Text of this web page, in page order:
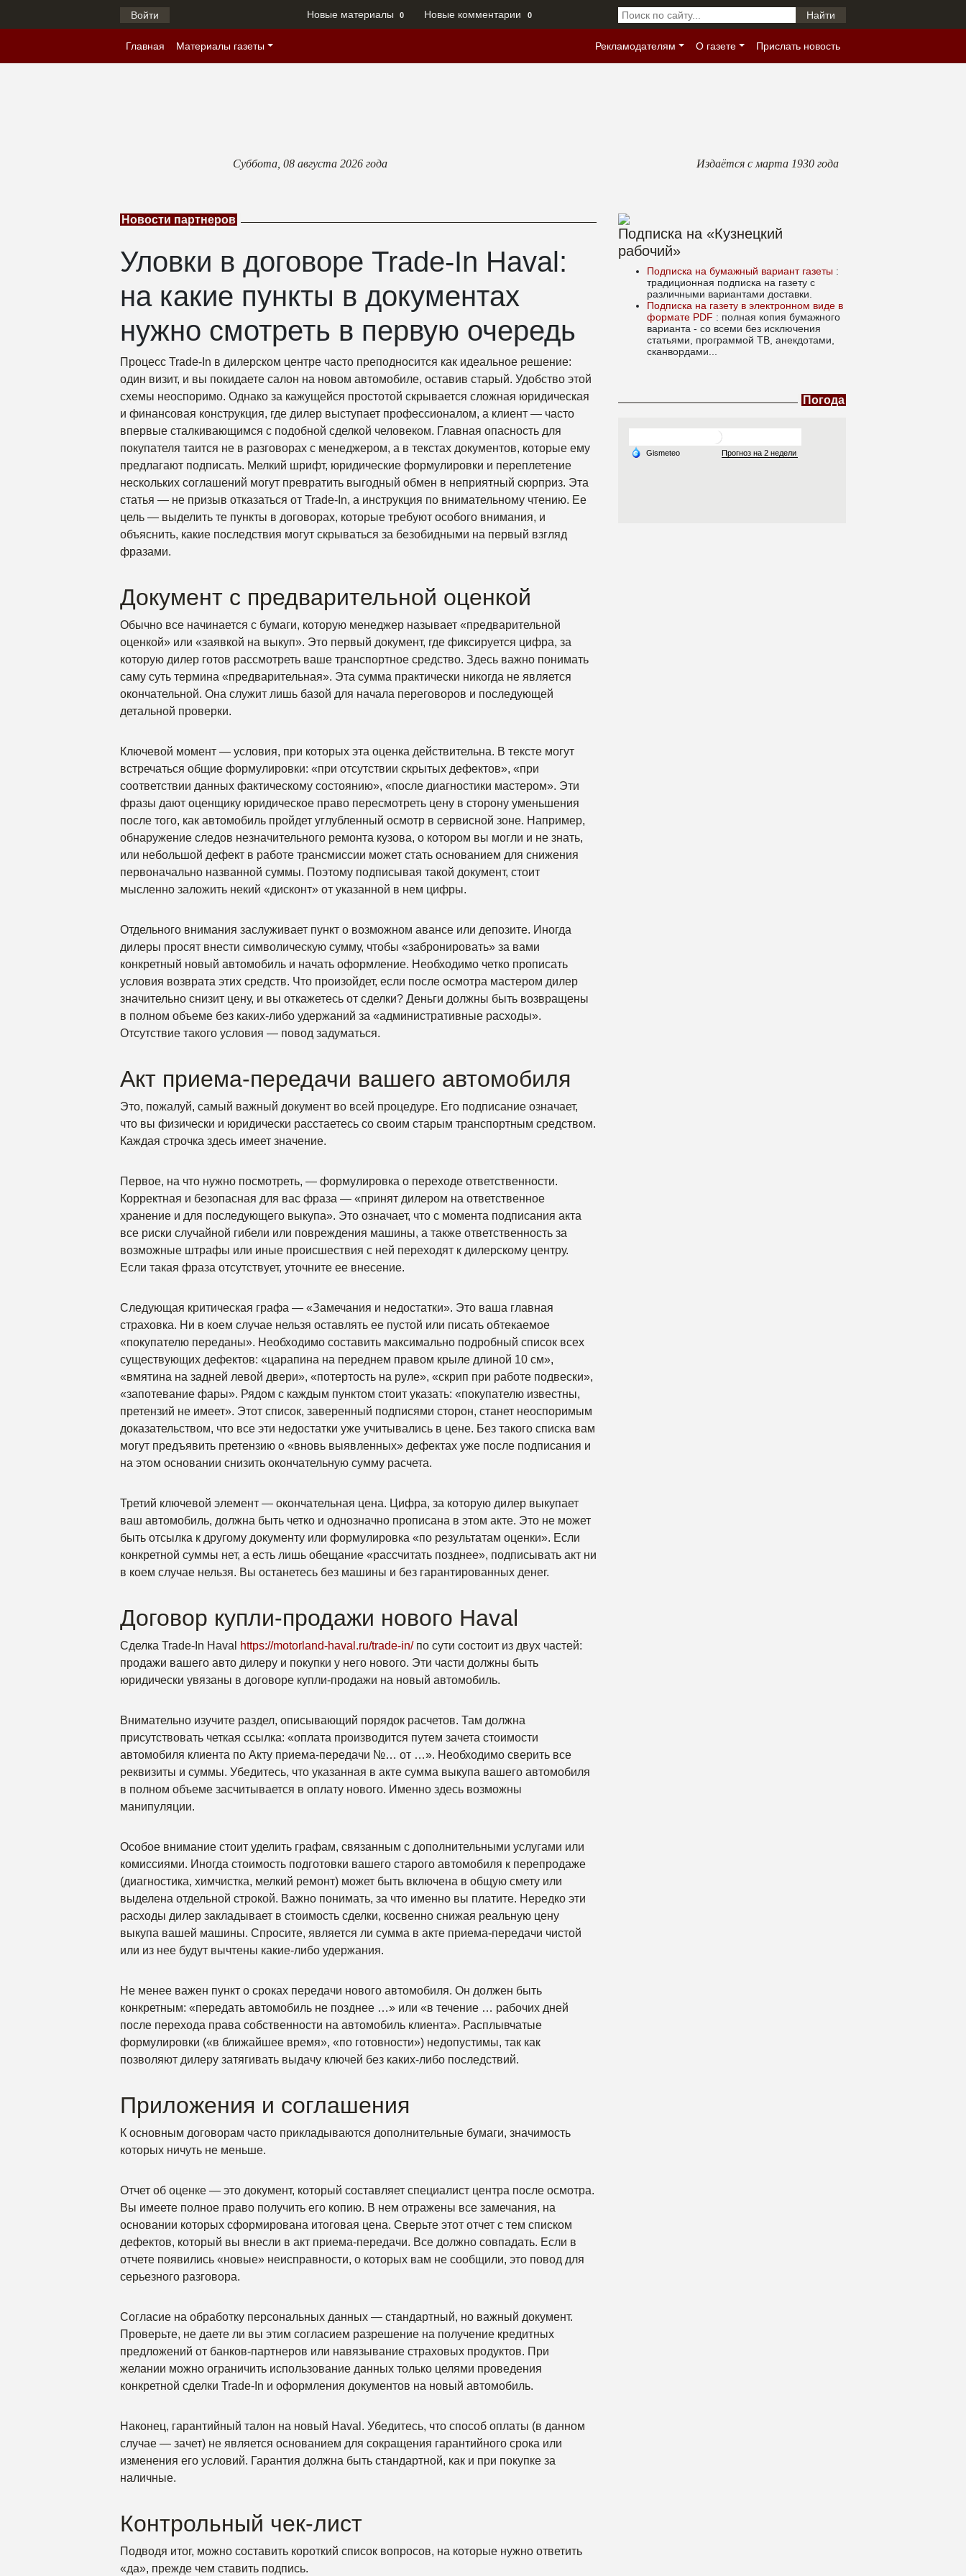
Войти Новые материалы 0 Новые комментарии 0
Главная Материалы газеты Рекламодателям О газете Прислать новость
Суббота, 08 августа 2026 года Издаётся с марта 1930 года
Новости партнеров
Уловки в договоре Trade-In Haval:
на какие пункты в документах
нужно смотреть в первую очередь
Процесс Trade-In в дилерском центре часто преподносится как идеальное решение:
один визит, и вы покидаете салон на новом автомобиле, оставив старый. Удобство этой
схемы неоспоримо. Однако за кажущейся простотой скрывается сложная юридическая
и финансовая конструкция, где дилер выступает профессионалом, а клиент — часто
впервые сталкивающимся с подобной сделкой человеком. Главная опасность для
покупателя таится не в разговорах с менеджером, а в текстах документов, которые ему
предлагают подписать. Мелкий шрифт, юридические формулировки и переплетение
нескольких соглашений могут превратить выгодный обмен в неприятный сюрприз. Эта
статья — не призыв отказаться от Trade-In, а инструкция по внимательному чтению. Ее
цель — выделить те пункты в договорах, которые требуют особого внимания, и
объяснить, какие последствия могут скрываться за безобидными на первый взгляд
фразами.
Документ с предварительной оценкой
Обычно все начинается с бумаги, которую менеджер называет «предварительной
оценкой» или «заявкой на выкуп». Это первый документ, где фиксируется цифра, за
которую дилер готов рассмотреть ваше транспортное средство. Здесь важно понимать
саму суть термина «предварительная». Эта сумма практически никогда не является
окончательной. Она служит лишь базой для начала переговоров и последующей
детальной проверки.
Ключевой момент — условия, при которых эта оценка действительна. В тексте могут
встречаться общие формулировки: «при отсутствии скрытых дефектов», «при
соответствии данных фактическому состоянию», «после диагностики мастером». Эти
фразы дают оценщику юридическое право пересмотреть цену в сторону уменьшения
после того, как автомобиль пройдет углубленный осмотр в сервисной зоне. Например,
обнаружение следов незначительного ремонта кузова, о котором вы могли и не знать,
или небольшой дефект в работе трансмиссии может стать основанием для снижения
первоначально названной суммы. Поэтому подписывая такой документ, стоит
мысленно заложить некий «дисконт» от указанной в нем цифры.
Отдельного внимания заслуживает пункт о возможном авансе или депозите. Иногда
дилеры просят внести символическую сумму, чтобы «забронировать» за вами
конкретный новый автомобиль и начать оформление. Необходимо четко прописать
условия возврата этих средств. Что произойдет, если после осмотра мастером дилер
значительно снизит цену, и вы откажетесь от сделки? Деньги должны быть возвращены
в полном объеме без каких-либо удержаний за «административные расходы».
Отсутствие такого условия — повод задуматься.
Акт приема-передачи вашего автомобиля
Это, пожалуй, самый важный документ во всей процедуре. Его подписание означает,
что вы физически и юридически расстаетесь со своим старым транспортным средством.
Каждая строчка здесь имеет значение.
Первое, на что нужно посмотреть, — формулировка о переходе ответственности.
Корректная и безопасная для вас фраза — «принят дилером на ответственное
хранение и для последующего выкупа». Это означает, что с момента подписания акта
все риски случайной гибели или повреждения машины, а также ответственность за
возможные штрафы или иные происшествия с ней переходят к дилерскому центру.
Если такая фраза отсутствует, уточните ее внесение.
Следующая критическая графа — «Замечания и недостатки». Это ваша главная
страховка. Ни в коем случае нельзя оставлять ее пустой или писать обтекаемое
«покупателю переданы». Необходимо составить максимально подробный список всех
существующих дефектов: «царапина на переднем правом крыле длиной 10 см»,
«вмятина на задней левой двери», «потертость на руле», «скрип при работе подвески»,
«запотевание фары». Рядом с каждым пунктом стоит указать: «покупателю известны,
претензий не имеет». Этот список, заверенный подписями сторон, станет неоспоримым
доказательством, что все эти недостатки уже учитывались в цене. Без такого списка вам
могут предъявить претензию о «вновь выявленных» дефектах уже после подписания и
на этом основании снизить окончательную сумму расчета.
Третий ключевой элемент — окончательная цена. Цифра, за которую дилер выкупает
ваш автомобиль, должна быть четко и однозначно прописана в этом акте. Это не может
быть отсылка к другому документу или формулировка «по результатам оценки». Если
конкретной суммы нет, а есть лишь обещание «рассчитать позднее», подписывать акт ни
в коем случае нельзя. Вы останетесь без машины и без гарантированных денег.
Договор купли-продажи нового Haval
Сделка Trade-In Haval https://motorland-haval.ru/trade-in/по сути состоит из двух частей:
продажи вашего авто дилеру и покупки у него нового. Эти части должны быть
юридически увязаны в договоре купли-продажи на новый автомобиль.
Внимательно изучите раздел, описывающий порядок расчетов. Там должна
присутствовать четкая ссылка: «оплата производится путем зачета стоимости
автомобиля клиента по Акту приема-передачи №… от …». Необходимо сверить все
реквизиты и суммы. Убедитесь, что указанная в акте сумма выкупа вашего автомобиля
в полном объеме засчитывается в оплату нового. Именно здесь возможны
манипуляции.
Особое внимание стоит уделить графам, связанным с дополнительными услугами или
комиссиями. Иногда стоимость подготовки вашего старого автомобиля к перепродаже
(диагностика, химчистка, мелкий ремонт) может быть включена в общую смету или
выделена отдельной строкой. Важно понимать, за что именно вы платите. Нередко эти
расходы дилер закладывает в стоимость сделки, косвенно снижая реальную цену
выкупа вашей машины. Спросите, является ли сумма в акте приема-передачи чистой
или из нее будут вычтены какие-либо удержания.
Не менее важен пункт о сроках передачи нового автомобиля. Он должен быть
конкретным: «передать автомобиль не позднее …» или «в течение … рабочих дней
после перехода права собственности на автомобиль клиента». Расплывчатые
формулировки («в ближайшее время», «по готовности») недопустимы, так как
позволяют дилеру затягивать выдачу ключей без каких-либо последствий.
Приложения и соглашения
К основным договорам часто прикладываются дополнительные бумаги, значимость
которых ничуть не меньше.
Отчет об оценке — это документ, который составляет специалист центра после осмотра.
Вы имеете полное право получить его копию. В нем отражены все замечания, на
основании которых сформирована итоговая цена. Сверьте этот отчет с тем списком
дефектов, который вы внесли в акт приема-передачи. Все должно совпадать. Если в
отчете появились «новые» неисправности, о которых вам не сообщили, это повод для
серьезного разговора.
Согласие на обработку персональных данных — стандартный, но важный документ.
Проверьте, не даете ли вы этим согласием разрешение на получение кредитных
предложений от банков-партнеров или навязывание страховых продуктов. При
желании можно ограничить использование данных только целями проведения
конкретной сделки Trade-In и оформления документов на новый автомобиль.
Наконец, гарантийный талон на новый Haval. Убедитесь, что способ оплаты (в данном
случае — зачет) не является основанием для сокращения гарантийного срока или
изменения его условий. Гарантия должна быть стандартной, как и при покупке за
наличные.
Контрольный чек-лист
Подводя итог, можно составить короткий список вопросов, на которые нужно ответить
«да», прежде чем ставить подпись.
Подписка на «Кузнецкий
рабочий»
Подписка на бумажный вариант газеты :
традиционная подписка на газету с
различными вариантами доставки.
Подписка на газету в электронном виде в
формате PDF : полная копия бумажного
варианта - со всеми без исключения
статьями, программой ТВ, анекдотами,
сканвордами...
Погода